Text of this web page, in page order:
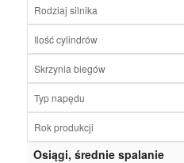
Rodziaj silnika
Ilość cylindrów
Skrzynia biegów
Typ napędu
Rok produkcji
Osiągi, średnie spalanie